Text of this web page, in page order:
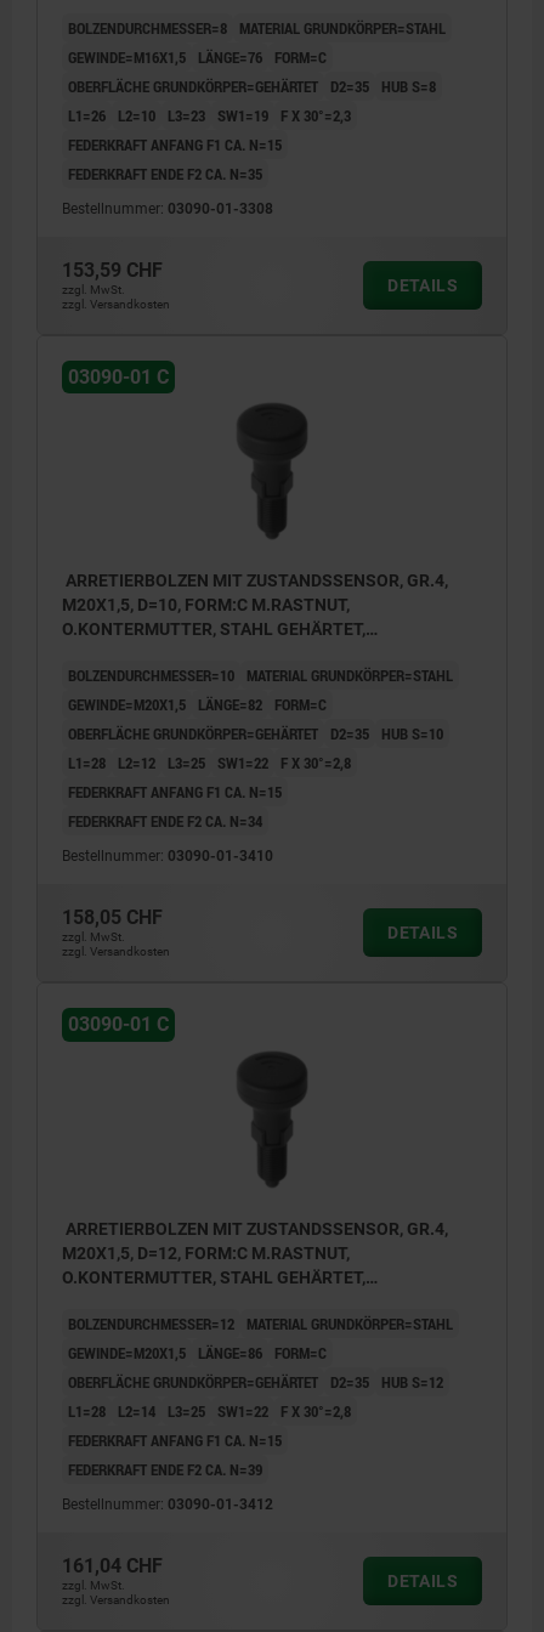
UN3091 GEFAHRGUTKLASSE 9
BOLZENDURCHMESSER=8
MATERIAL GRUNDKÖRPER=STAHL
GEWINDE=M16X1,5
LÄNGE=76
FORM=C
OBERFLÄCHE GRUNDKÖRPER=GEHÄRTET
D2=35
HUB S=8
L1=26
L2=10 L3=23 SW1=19
F X 30°=2,3
FEDERKRAFT ANFANG F1 CA. N=15
FEDERKRAFT ENDE F2 CA. N=35
Bestellnummer: 03090-01-3308
153,59 CHF
zzgl. MwSt.
zzgl. Versandkosten
DETAILS
03090-01 C
ARRETIERBOLZEN MIT ZUSTANDSSENSOR, GR.4,
M20X1,5, D=10, FORM:C M.RASTNUT,
O.KONTERMUTTER, STAHL GEHÄRTET,
UN3091 GEFAHRGUTKLASSE 9
BOLZENDURCHMESSER=10
MATERIAL GRUNDKÖRPER=STAHL
GEWINDE=M20X1,5
LÄNGE=82
FORM=C
OBERFLÄCHE GRUNDKÖRPER=GEHÄRTET
D2=35
HUB S=10
L1=28
L2=12 L3=25 SW1=22
F X 30°=2,8
FEDERKRAFT ANFANG F1 CA. N=15
FEDERKRAFT ENDE F2 CA. N=34
Bestellnummer: 03090-01-3410
158,05 CHF
zzgl. MwSt.
zzgl. Versandkosten
DETAILS
03090-01 C
ARRETIERBOLZEN MIT ZUSTANDSSENSOR, GR.4,
M20X1,5, D=12, FORM:C M.RASTNUT,
O.KONTERMUTTER, STAHL GEHÄRTET,
UN3091 GEFAHRGUTKLASSE 9
BOLZENDURCHMESSER=12
MATERIAL GRUNDKÖRPER=STAHL
GEWINDE=M20X1,5
LÄNGE=86
FORM=C
OBERFLÄCHE GRUNDKÖRPER=GEHÄRTET
D2=35
HUB S=12
L1=28
L2=14 L3=25 SW1=22
F X 30°=2,8
FEDERKRAFT ANFANG F1 CA. N=15
FEDERKRAFT ENDE F2 CA. N=39
Bestellnummer: 03090-01-3412
161,04 CHF
zzgl. MwSt.
zzgl. Versandkosten
DETAILS